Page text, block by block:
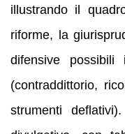
illustrando il
riforme, la
difensive
(contraddittorio,
strumenti